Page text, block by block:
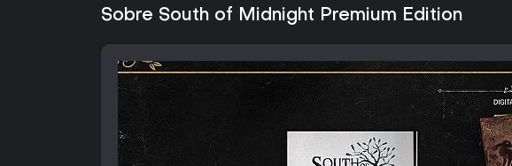
Sobre South of Midnight Premium Edition